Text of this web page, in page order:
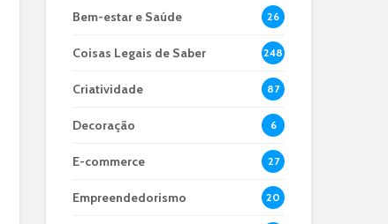
Bem-estar e Saúde 26
Coisas Legais de Saber 248
Criatividade 87
Decoração 6
E-commerce 27
Empreendedorismo 20